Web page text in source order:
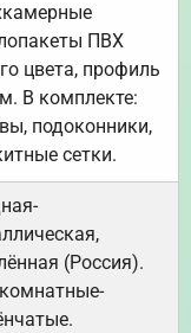
ПВХ
цвета, профиль
В комплекте:
подоконники,
сетки.
(Россия).